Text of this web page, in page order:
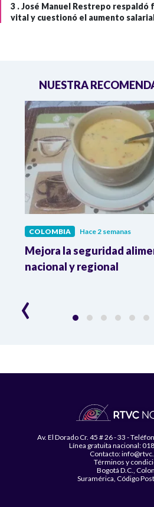
3 .José Manuel Restrepo respaldó
vital y cuestionó el aumento
NUESTRA
COLOMBIA Hace 2 semanas
Mejora la seguridad
nacional y regional
‹
Av. El Dorado Cr. 45 # 26 - 33 -
Línea gratuita nacional:
Contacto:
Términos y
Bogotá D.C.,
Suramérica, Código